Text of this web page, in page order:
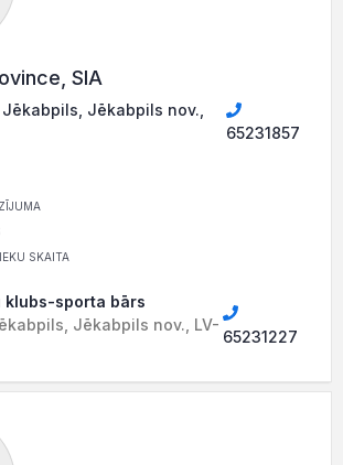
SIA
Jēkabpils nov.,
65231857
SKAITA
klubs-sporta bārs
Jēkabpils nov., LV-
65231227